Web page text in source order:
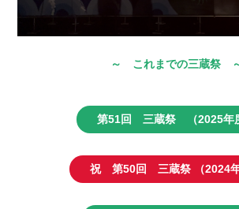
～ これまでの三蔵祭
第51回 三蔵祭 （2025年
祝 第50回 三蔵祭 （2024年